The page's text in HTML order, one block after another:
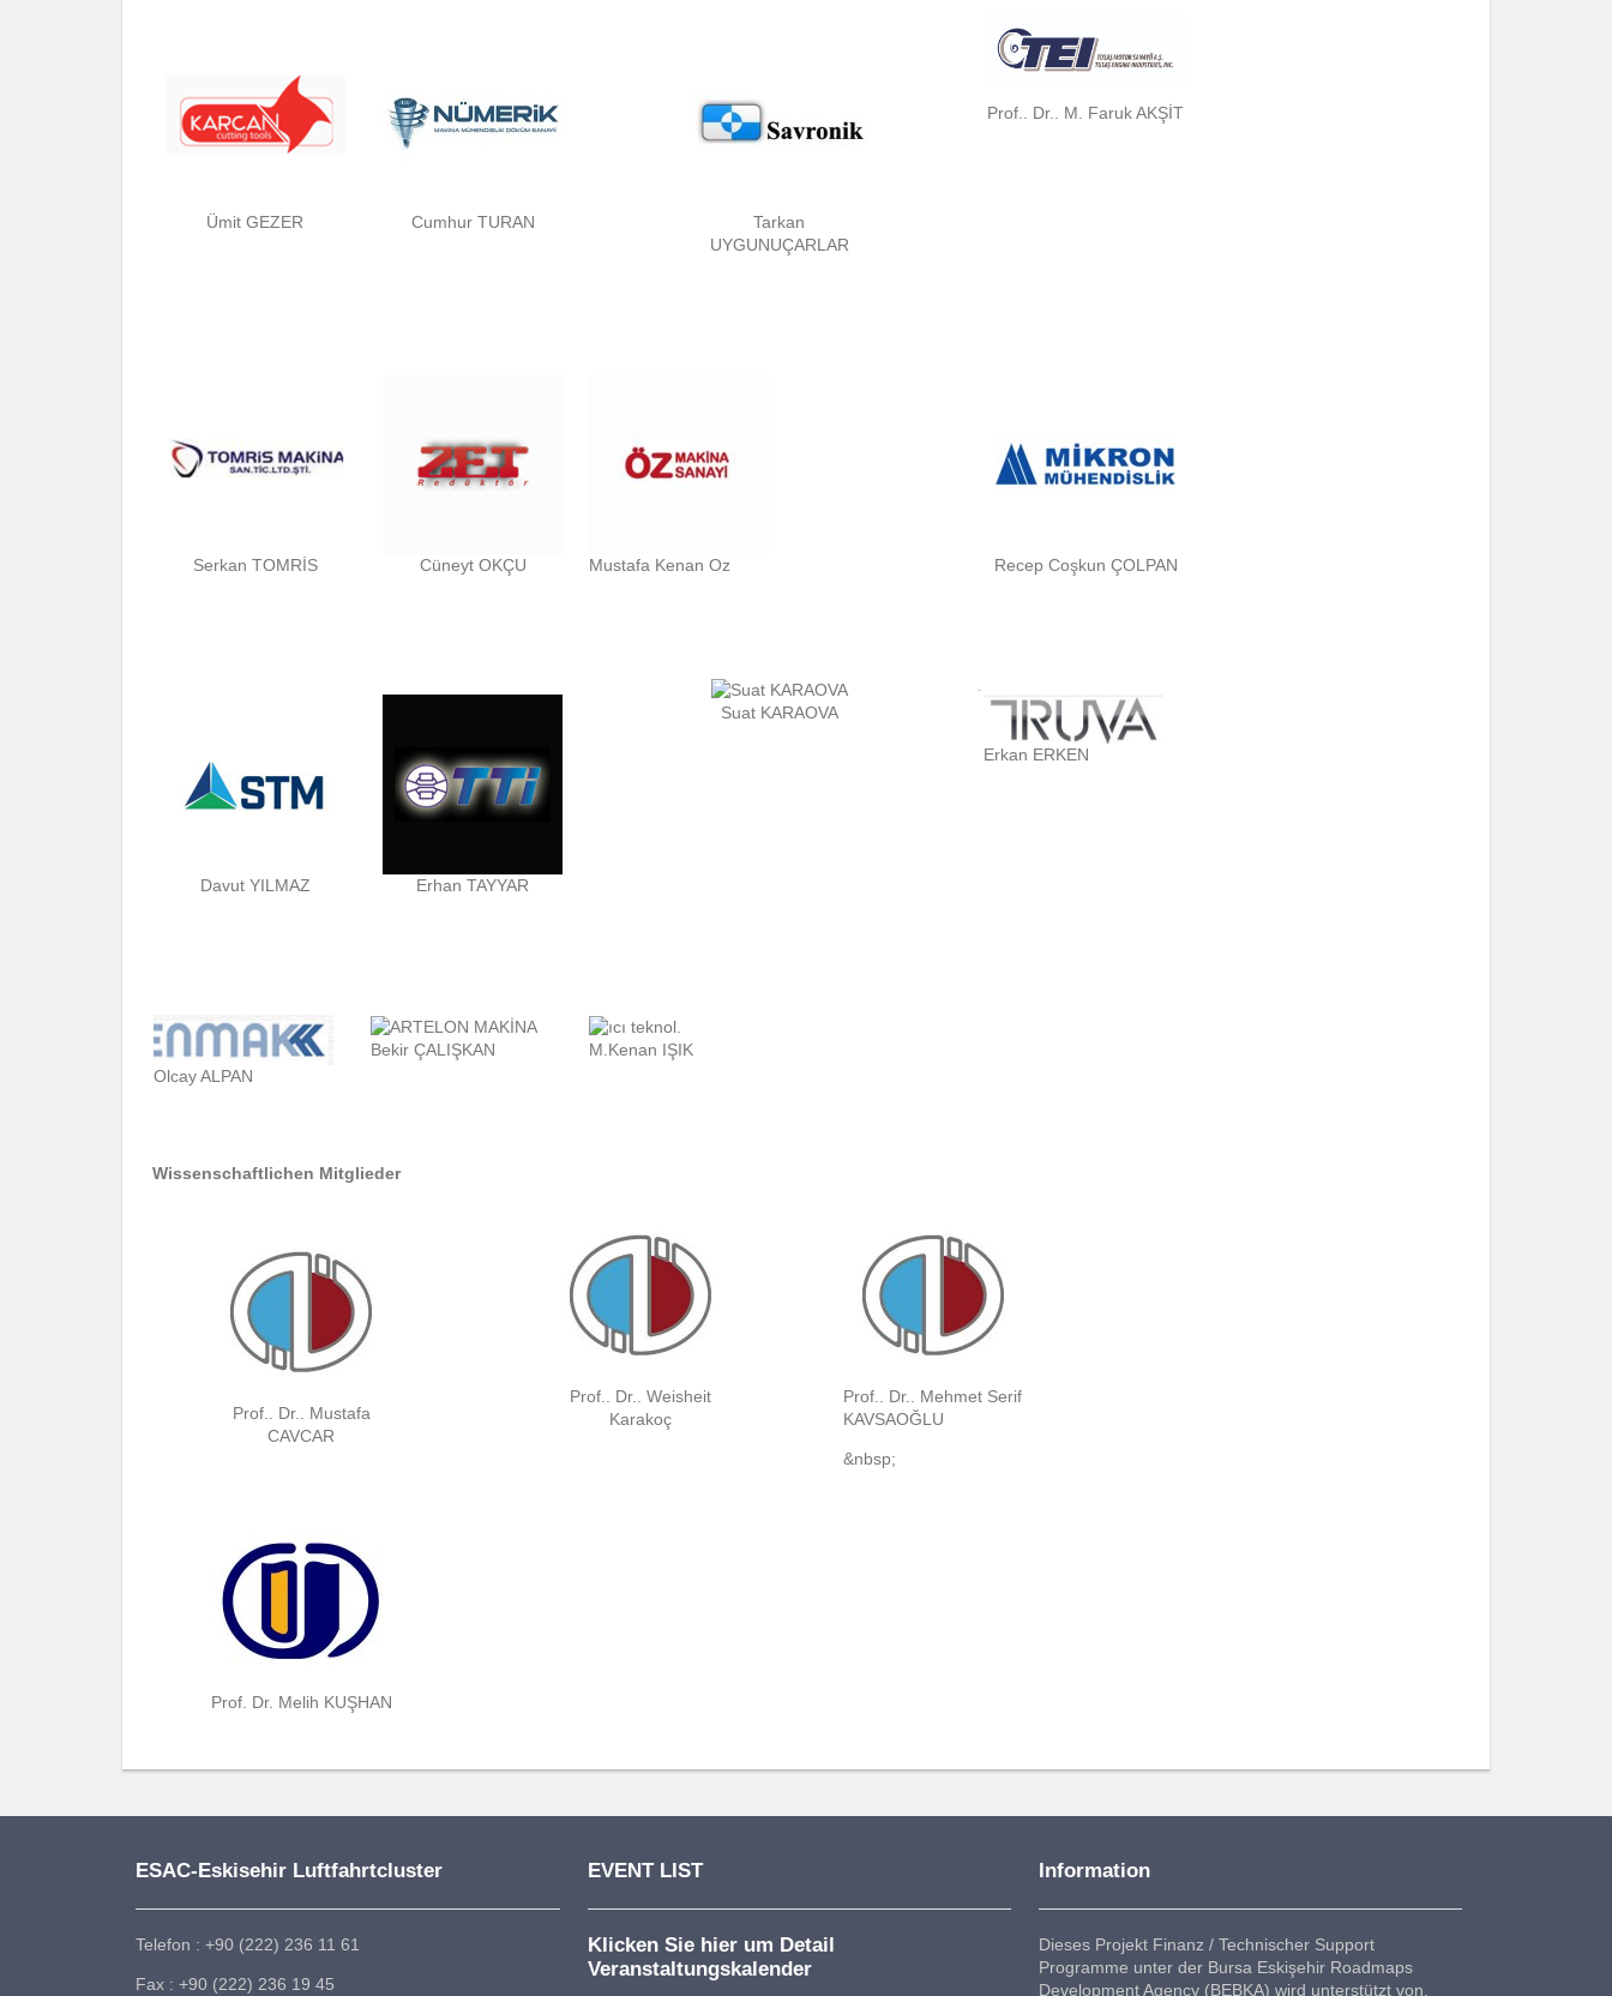
Ümit GEZER Cumhur TURAN
Tarkan
UYGUNUÇARLAR
Prof.. Dr.. M. Faruk AKŞİT
Serkan TOMRİS Cüneyt OKÇU Mustafa Kenan Oz Recep Coşkun ÇOLPAN
Davut YILMAZ Erhan TAYYAR
Suat KARAOVA
Erkan ERKEN
Olcay ALPAN
Bekir ÇALIŞKAN M.Kenan IŞIK
Wissenschaftlichen Mitglieder
Prof.. Dr.. Mustafa
CAVCAR
Prof.. Dr.. Weisheit
Karakoç
Prof.. Dr.. Mehmet Serif
KAVSAOĞLU
&nbsp;
Prof. Dr. Melih KUŞHAN
ESAC-Eskisehir Luftfahrtcluster
Telefon : +90 (222) 236 11 61
Fax : +90 (222) 236 19 45
EVENT LIST
Klicken Sie hier um Detail
Veranstaltungskalender
Information
Dieses Projekt Finanz / Technischer Support
Programme unter der Bursa Eskişehir Roadmaps
Development Agency (BEBKA) wird unterstützt von.